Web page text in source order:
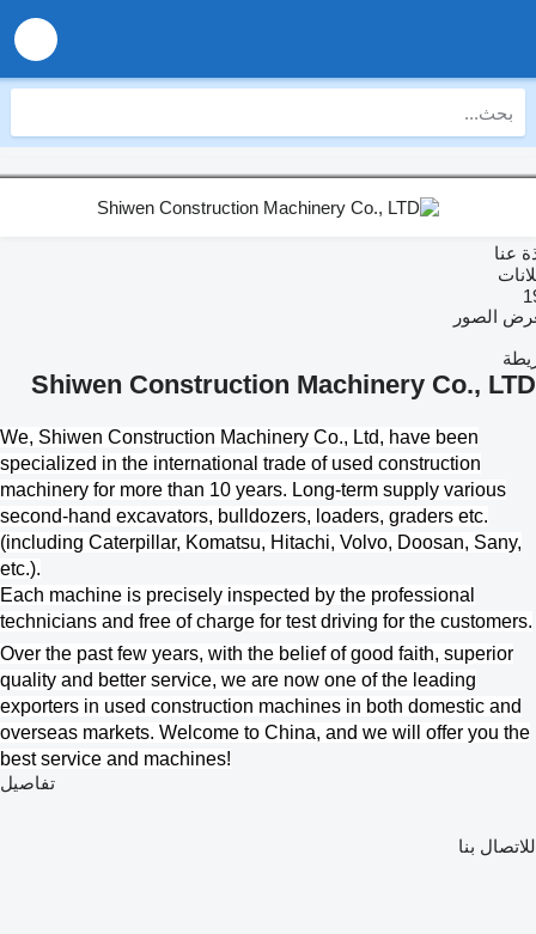
الصور
Shiwen Construction Machinery Co.,
We,Shiwen Construction Machinery Co., Ltd, have been
specialized in the international trade of used construction
machinery for more than 10 years. Long-term supply various
second-hand excavators, bulldozers, loaders, graders etc.
(including Caterpillar, Komatsu, Hitachi, Volvo, Doosan, Sany,
etc.).
Each machine is precisely inspected by the professional
technicians and free of charge for test driving for the
Over the past few years, with the belief of good faith, superior
quality and better service, we are now one of the leading
exporters in used construction machines in both domestic and
overseas markets. Welcome to China, and we will offer you
best service and machines!
تفاصيل
بنا